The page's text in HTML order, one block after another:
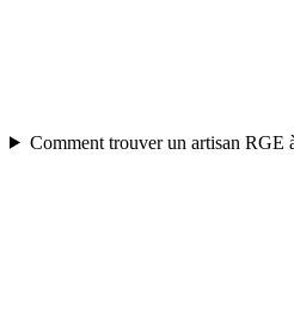
Comment trouver un artisan RGE